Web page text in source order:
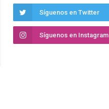
Síguenos en Twitter
Síguenos en Instagram